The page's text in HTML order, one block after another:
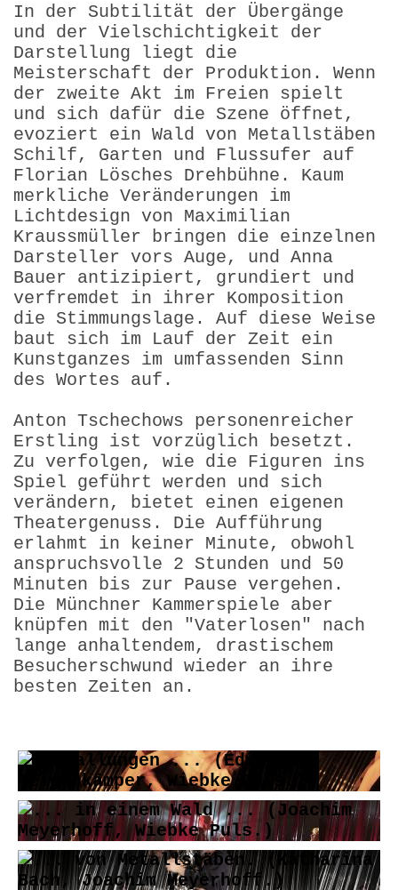
In der Subtilität der Übergänge
und der Vielschichtigkeit der
Darstellung liegt die
Meisterschaft der Produktion. Wenn
der zweite Akt im Freien spielt
und sich dafür die Szene öffnet,
evoziert ein Wald von Metallstäben
Schilf, Garten und Flussufer auf
Florian Lösches Drehbühne. Kaum
merkliche Veränderungen im
Lichtdesign von Maximilian
Kraussmüller bringen die einzelnen
Darsteller vors Auge, und Anna
Bauer antizipiert, grundiert und
verfremdet in ihrer Komposition
die Stimmungslage. Auf diese Weise
baut sich im Lauf der Zeit ein
Kunstganzes im umfassenden Sinn
des Wortes auf.
Anton Tschechows personenreicher
Erstling ist vorzüglich besetzt.
Zu verfolgen, wie die Figuren ins
Spiel geführt werden und sich
verändern, bietet einen eigenen
Theatergenuss. Die Aufführung
erlahmt in keiner Minute, obwohl
anspruchsvolle 2 Stunden und 50
Minuten bis zur Pause vergehen.
Die Münchner Kammerspiele aber
knüpfen mit den "Vaterlosen" nach
lange anhaltendem, drastischem
Besucherschwund wieder an ihre
besten Zeiten an.